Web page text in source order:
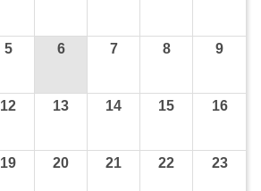
5 6 7 8 9
12 13 14 15 16
19 20 21 22 23